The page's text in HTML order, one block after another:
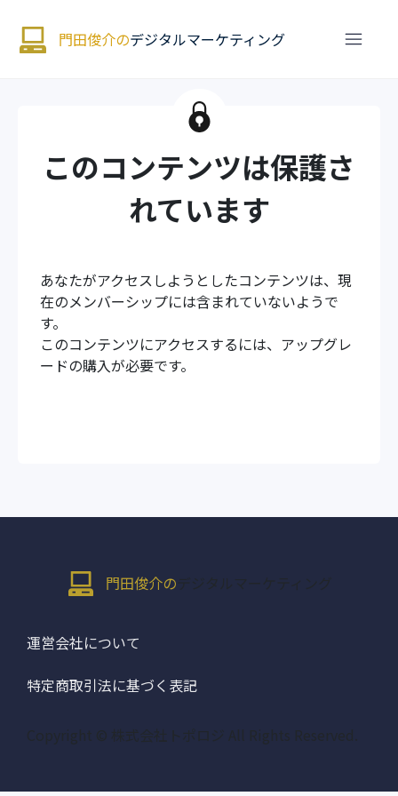
門田俊介のデジタルマーケティング
このコンテンツは保護さ
れています
あなたがアクセスしようとしたコンテンツは、現
在のメンバーシップには含まれていないようで
す。
このコンテンツにアクセスするには、アップグレ
ードの購入が必要です。
門田俊介の デジタルマーケティング
運営会社について
特定商取引法に基づく表記
Copyright © 株式会社トポロジ All Rights Reserved.